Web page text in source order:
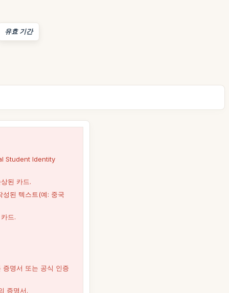
유효 기간
Student Identity
된 카드.
성된 텍스트(예: 중국
드.
증명서 또는 공식 인증
증명서.